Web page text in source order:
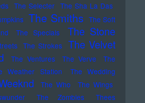
The Selecter The Sha La Das
The Smiths The Soft
The Specials
The Stone
The Strokes
The Velvet
The Ventures The Verve
The
Weather Station
The Wedding
The Who
The Wings
The Zombies
Thees